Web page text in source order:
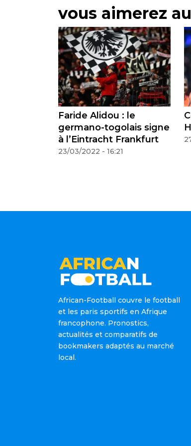
vous aimerez
Alidou : le
togolais signe
l’Eintracht Frankfurt
03/2022 - 16:21
Cornet plaît à
Ham
27/05/2022 - 22:35
African-Football couvre le football
et les paris sportifs en Afrique
francophone. Pronostics,
actualités et comparatifs de
bookmakers adaptés au marché
local.